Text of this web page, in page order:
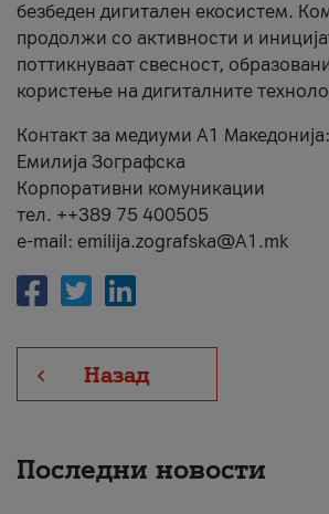
безбеден дигитален екосистем.
продолжи со активности и
поттикнуваат свесност,
користење на дигиталните
Контакт за медиуми А1 Македонија:
Емилија Зографска
Корпоративни комуникации
тел. ++389 75 400505
e-mail: emilija.zografska@A1.mk
Назад
Последни новости